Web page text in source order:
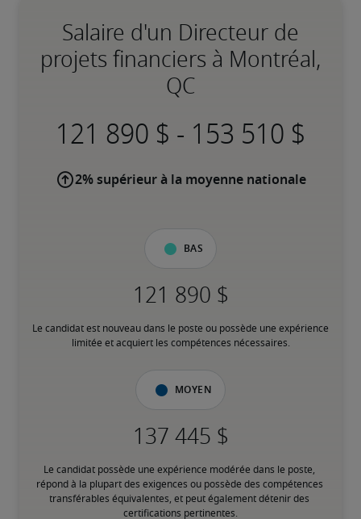
Salaire d'un Directeur de
projets financiers à Montréal,
QC
-
2% supérieur à la moyenne nationale
Bas
Le candidat est nouveau dans le poste ou possède une expérience
limitée et acquiert les compétences nécessaires.
Moyen
Le candidat possède une expérience modérée dans le poste,
répond à la plupart des exigences ou possède des compétences
transférables équivalentes, et peut également détenir des
certifications pertinentes.